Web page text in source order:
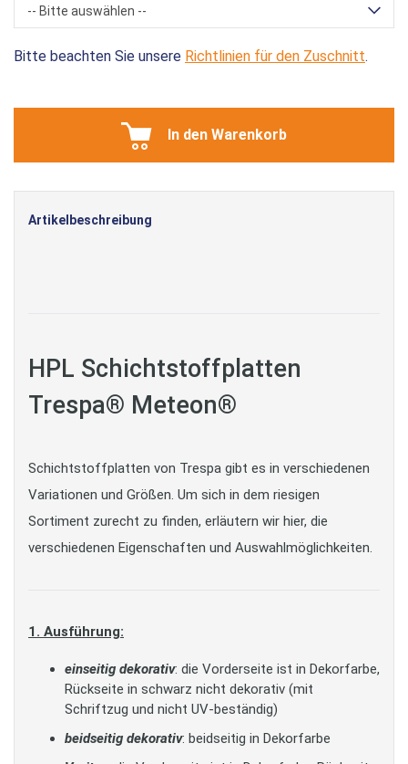
-- Bitte auswählen --
Bitte beachten Sie unsere Richtlinien für den Zuschnitt.
In den Warenkorb
Artikelbeschreibung
HPL Schichtstoffplatten
Trespa® Meteon®
Schichtstoffplatten von Trespa gibt es in verschiedenen
Variationen und Größen. Um sich in dem riesigen
Sortiment zurecht zu finden, erläutern wir hier, die
verschiedenen Eigenschaften und Auswahlmöglichkeiten.
1. Ausführung:
einseitig dekorativ: die Vorderseite ist in Dekorfarbe,
Rückseite in schwarz nicht dekorativ (mit
Schriftzug und nicht UV-beständig)
beidseitig dekorativ: beidseitig in Dekorfarbe